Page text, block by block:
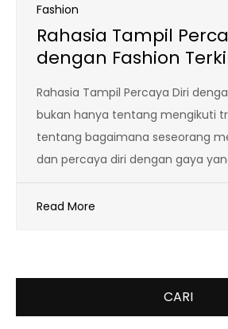
Fashion
Rahasia Tampil
dengan Fashion
Rahasia Tampil Percaya Diri
bukan hanya tentang mengikuti
tentang bagaimana seseorang
dan percaya diri dengan gaya
Read More
CARI